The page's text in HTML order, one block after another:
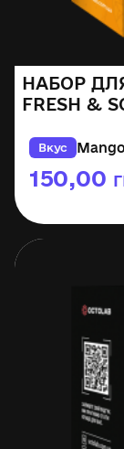
НАБОР
FRESH &
Вкус
150,00